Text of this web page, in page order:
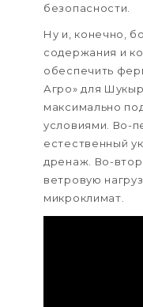
безопасности.
Ну и, конечно,
содержания и
обеспечить
Агро» для
максимально
условиями. Во-
естественный
дренаж. Во-
ветровую
микроклимат.